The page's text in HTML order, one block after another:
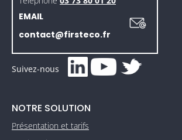
EMAIL
contact@firsteco.fr
Suivez-nous
NOTRE SOLUTION
Présentation et tarifs